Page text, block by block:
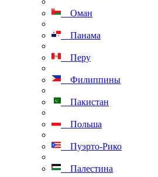
Оман
Панама
Перу
Филиппины
Пакистан
Польша
Пуэрто-Рико
Палестина